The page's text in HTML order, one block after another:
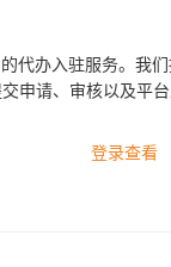
代办入驻服务。我
申请、审核以及平
登录查看